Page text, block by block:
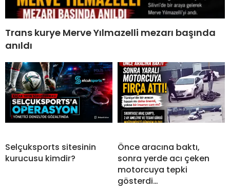
Trans kurye Merve Yılmazelli mezarı başında
anıldı
Selçuksports sitesinin
kurucusu kimdir?
Önce aracına baktı,
sonra yerde acı çeken
motorcuya tepki
gösterdi…